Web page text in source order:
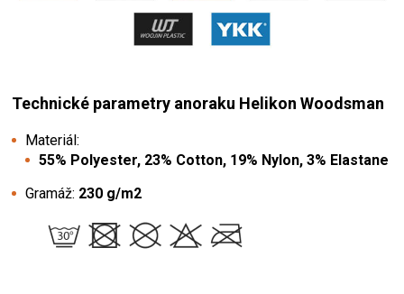
Technické parametry anoraku Helikon Woodsman
Materiál:
55% Polyester, 23% Cotton, 19% Nylon, 3% Elastane
Gramáž: 230 g/m2